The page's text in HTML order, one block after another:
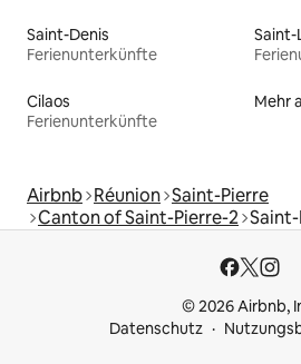
Saint-Denis
Ferienunterkünfte
Saint-
Cilaos
Ferienunterkünfte
Mehr
Airbnb Réunion Saint-Pierre
Canton of Saint-Pierre-2
© 2026 Airbnb,
Datenschutz